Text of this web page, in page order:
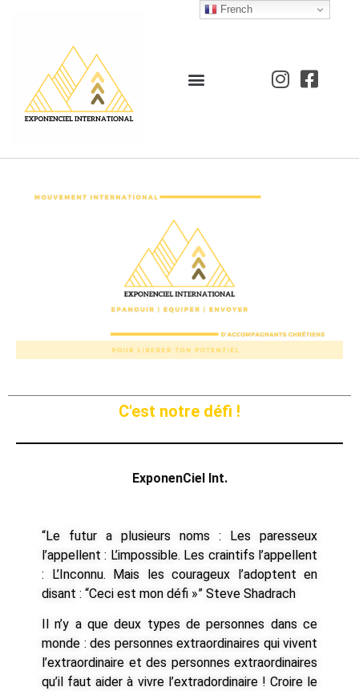
C'est notre défi !
ExponenCiel Int.
“Le futur a plusieurs noms : Les paresseux
l’appellent : L’impossible. Les craintifs l’appellent
: L’Inconnu. Mais les courageux l’adoptent en
disant : “Ceci est mon défi »” Steve Shadrach
Il n’y a que deux types de personnes dans ce
monde : des personnes extraordinaires qui vivent
l’extraordinaire et des personnes extraordinaires
qu’il faut aider à vivre l’extradordinaire ! Croire le
French